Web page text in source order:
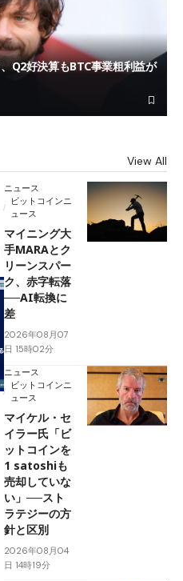
Q2好決算もBTC事業粗利益が
View All
ニュース
ビットコインニ
ュース
マイニング大
手MARAとク
リーンスパー
ク、赤字転落
──AI転換に
差
2026年08月07
日 15時02分
ニュース
ビットコインニ
ュース
マイケル・セ
イラー氏「ビ
ットコインを
1 satoshiも
売却していな
い」──スト
ラテジーの方
針と区別
2026年08月04
日 14時19分